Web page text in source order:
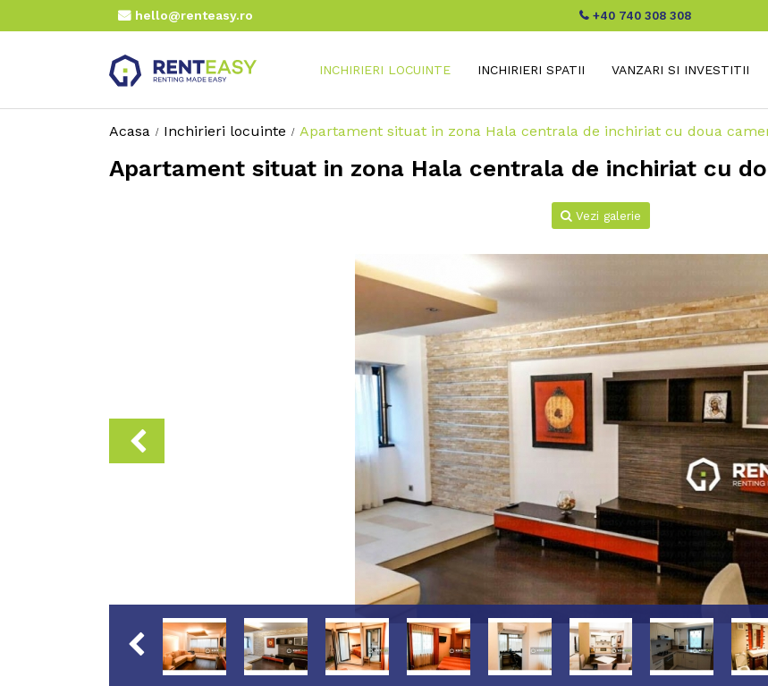
hello@renteasy.ro +40 740 308 308
INCHIRIERI LOCUINTE INCHIRIERI SPATII VANZARI SI INVESTITII
Acasa Inchirieri locuinte Apartament situat in zona Hala centrala de inchiriat cu doua
Apartament situat in zona Hala centrala de inchiriat cu
Vezi galerie